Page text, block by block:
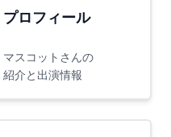
プロフィール
マスコットさんの
紹介と出演情報